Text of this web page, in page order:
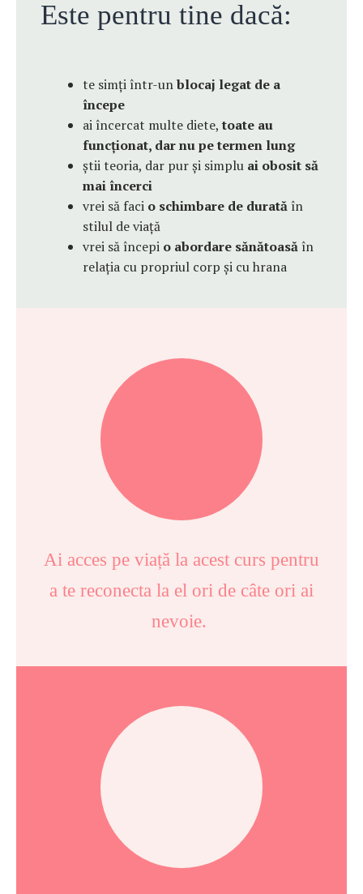
Este pentru tine dacă:
te simți într-unblocaj legat de a
începe
ai încercat multe diete,toate au
funcționat, dar nu pe termen lung
știi teoria, dar pur și simplu ai obosit să
mai încerci
vrei să faci o schimbare de durată în
stilul de viață
vrei să începi o abordare sănătoasă în
relația cu propriul corp și cu hrana
Ai acces pe viață la acest curs pentru
a te reconecta la el ori de câte ori ai
nevoie.